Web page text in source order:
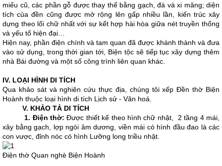
miếu cũ, các phần gỗ được thay thế bằng gạch, đá và xi măng; diện
tích của đền cũng được mở rộng lên gấp nhiều lần, kiến trúc xây
dựng theo lối chữ nhất với sự kết hợp hài hòa giữa nét truyền thống
và yếu tố hiện đại…
Hiện nay, phần điện chính và tam quan đã được khánh thành và đưa
vào sử dụng, trong thời gian tới, Biện tộc sẽ tiếp tục xây dựng thêm
nhà Bái đường và một số công trình liên quan khác.
IV. LOẠI HÌNH DI TÍCH
Qua khảo sát và nghiên cứu thực địa, chúng tôi xếp Đền thờ Biện
Hoành thuộc loại hình di tích Lịch sử - Văn hoá.
V. KHẢO TẢ DI TÍCH
1. Điện thờ: Được thiết kế theo hình chữ nhật, 2 tầng 4 mái,
xây bằng gạch, lợp ngói âm dương, viền mái có hình đầu đao là các
con vược, đỉnh nóc có hình Lưỡng long triều nhật.
Điện thờ Quan nghè Biện Hoành